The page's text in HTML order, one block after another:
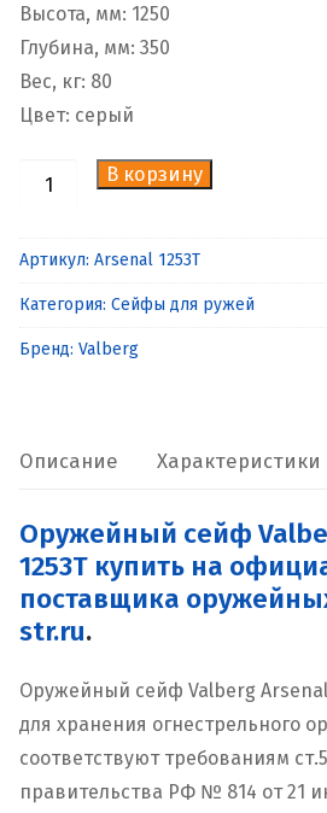
Высота, мм: 1250
Глубина, мм: 350
Вес, кг: 80
Цвет: серый
Количество
сейф
Valberg
Arsenal
В корзину
Артикул: Arsenal 1253Т
Категория: Сейфы для ружей
Бренд: Valberg
Описание Характеристики
Оружейный сейф
1253Т купить на
поставщика
str.ru.
Оружейный сейф Valberg
для хранения огнестрельного
соответствуют требованиям
правительства РФ № 814 от 21